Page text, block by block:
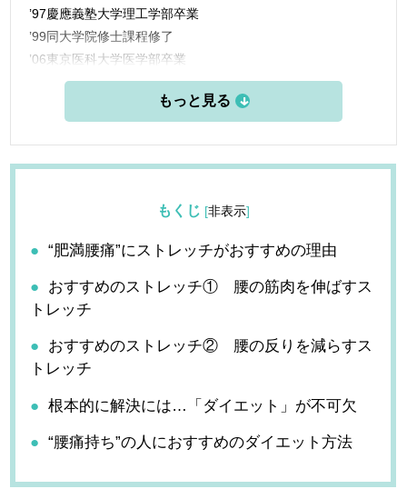
’97慶應義塾大学理工学部卒業
’99同大学院修士課程修了
’06東京医科大学医学部卒業
’06三楽病院臨床研修医
’08三楽病院整形外科他勤務
’13愛知医科大学学際的痛みセンター勤務
’15米国ペインマネジメント＆アンチエイジングセンター他研
’16フェリシティークリニック名古屋 開設
もくじ [非表示]
“肥満腰痛”にストレッチがおすすめの理由
おすすめのストレッチ① 腰の筋肉を伸ばすス
トレッチ
おすすめのストレッチ② 腰の反りを減らすス
トレッチ
根本的に解決には…「ダイエット」が不可欠
“腰痛持ち”の人におすすめのダイエット方法